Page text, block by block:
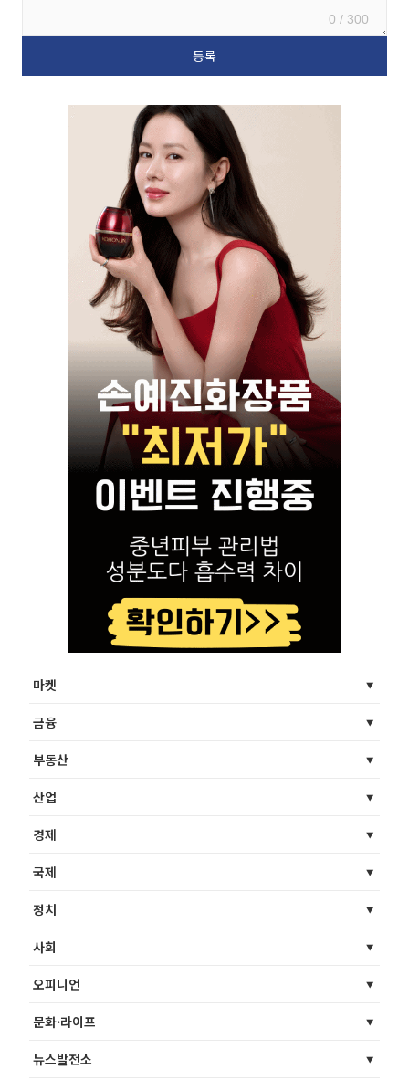
0 / 300
마켓
금융
부동산
산업
경제
국제
정치
사회
오피니언
문화·라이프
뉴스발전소